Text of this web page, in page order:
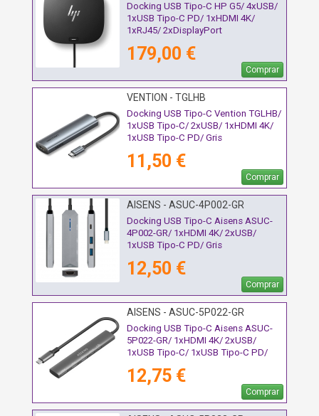
Docking USB Tipo-C HP G5/ 4xUSB/
1xUSB Tipo-C PD/ 1xHDMI 4K/
1xRJ45/ 2xDisplayPort
179,00 €
Comprar
VENTION - TGLHB
Docking USB Tipo-C Vention TGLHB/
1xUSB Tipo-C/ 2xUSB/ 1xHDMI 4K/
1xUSB Tipo-C PD/ Gris
11,50 €
Comprar
AISENS - ASUC-4P002-GR
Docking USB Tipo-C Aisens ASUC-
4P002-GR/ 1xHDMI 4K/ 2xUSB/
1xUSB Tipo-C PD/ Gris
12,50 €
Comprar
AISENS - ASUC-5P022-GR
Docking USB Tipo-C Aisens ASUC-
5P022-GR/ 1xHDMI 4K/ 2xUSB/
1xUSB Tipo-C/ 1xUSB Tipo-C PD/
12,75 €
Comprar